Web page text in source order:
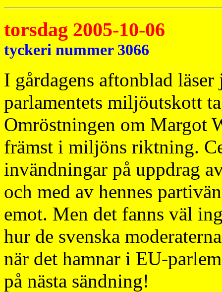
torsdag 2005-10-06
tyckeri nummer 3066
I gårdagens aftonblad
parlamentets miljöutskott
Omröstningen om Margot
främst i miljöns riktning.
invändningar på uppdrag
och med av hennes
emot. Men det fanns väl
hur de svenska
när det hamnar i EU-
på nästa sändning!